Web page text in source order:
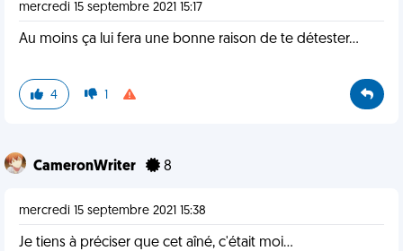
mercredi 15 septembre 2021 15:17
Au moins ça lui fera une bonne raison de te détester...
4 1
CameronWriter 8
mercredi 15 septembre 2021 15:38
Je tiens à préciser que cet aîné, c'était moi...